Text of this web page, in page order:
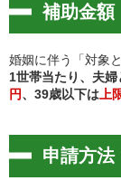
補助金額
婚姻に伴う「対象
1世帯当たり、夫
円、39歳以下は 上
申請方法